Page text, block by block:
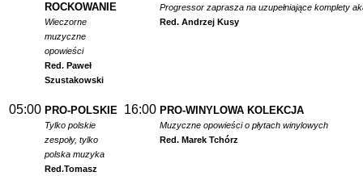
ROCKOWANIE
Wieczorne
muzyczne
opowieści
Red. Paweł
Szustakowski
Progressor zaprasza na uzupełniające komplety
Red. Andrzej Kusy
05:00 PRO-POLSKIE
Tylko polskie
zespoły, tylko
polska muzyka
Red.Tomasz
16:00 PRO-WINYLOWA KOLEKCJA
Muzyczne opowieści o płytach winylowych
Red. Marek Tchórz